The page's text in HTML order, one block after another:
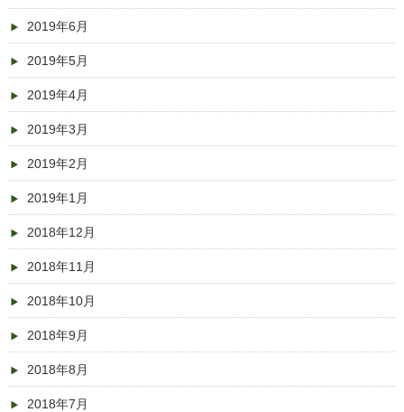
2019年6月
2019年5月
2019年4月
2019年3月
2019年2月
2019年1月
2018年12月
2018年11月
2018年10月
2018年9月
2018年8月
2018年7月